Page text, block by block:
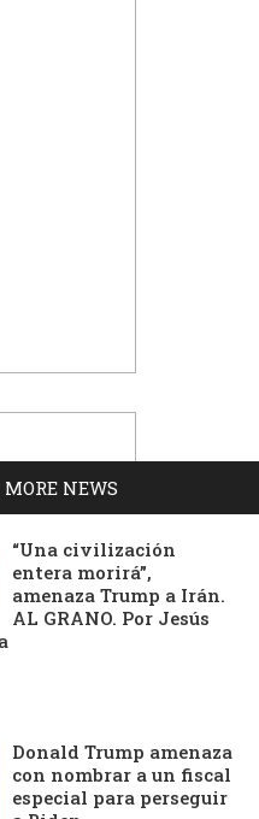
MORE NEWS
“Una civilización
entera morirá”,
amenaza Trump a Irán.
AL GRANO. Por Jesús
Donald Trump amenaza
con nombrar a un fiscal
especial para perseguir